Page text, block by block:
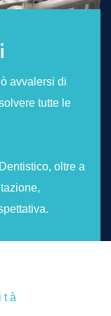
avvalersi di
tutte le
oltre a